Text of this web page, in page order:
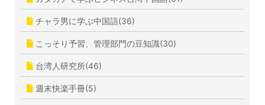
チャラ男に学ぶ中国語(36)
こっそり予習、管理部門の豆知識(30)
台湾人研究所(46)
週末快楽手冊(5)